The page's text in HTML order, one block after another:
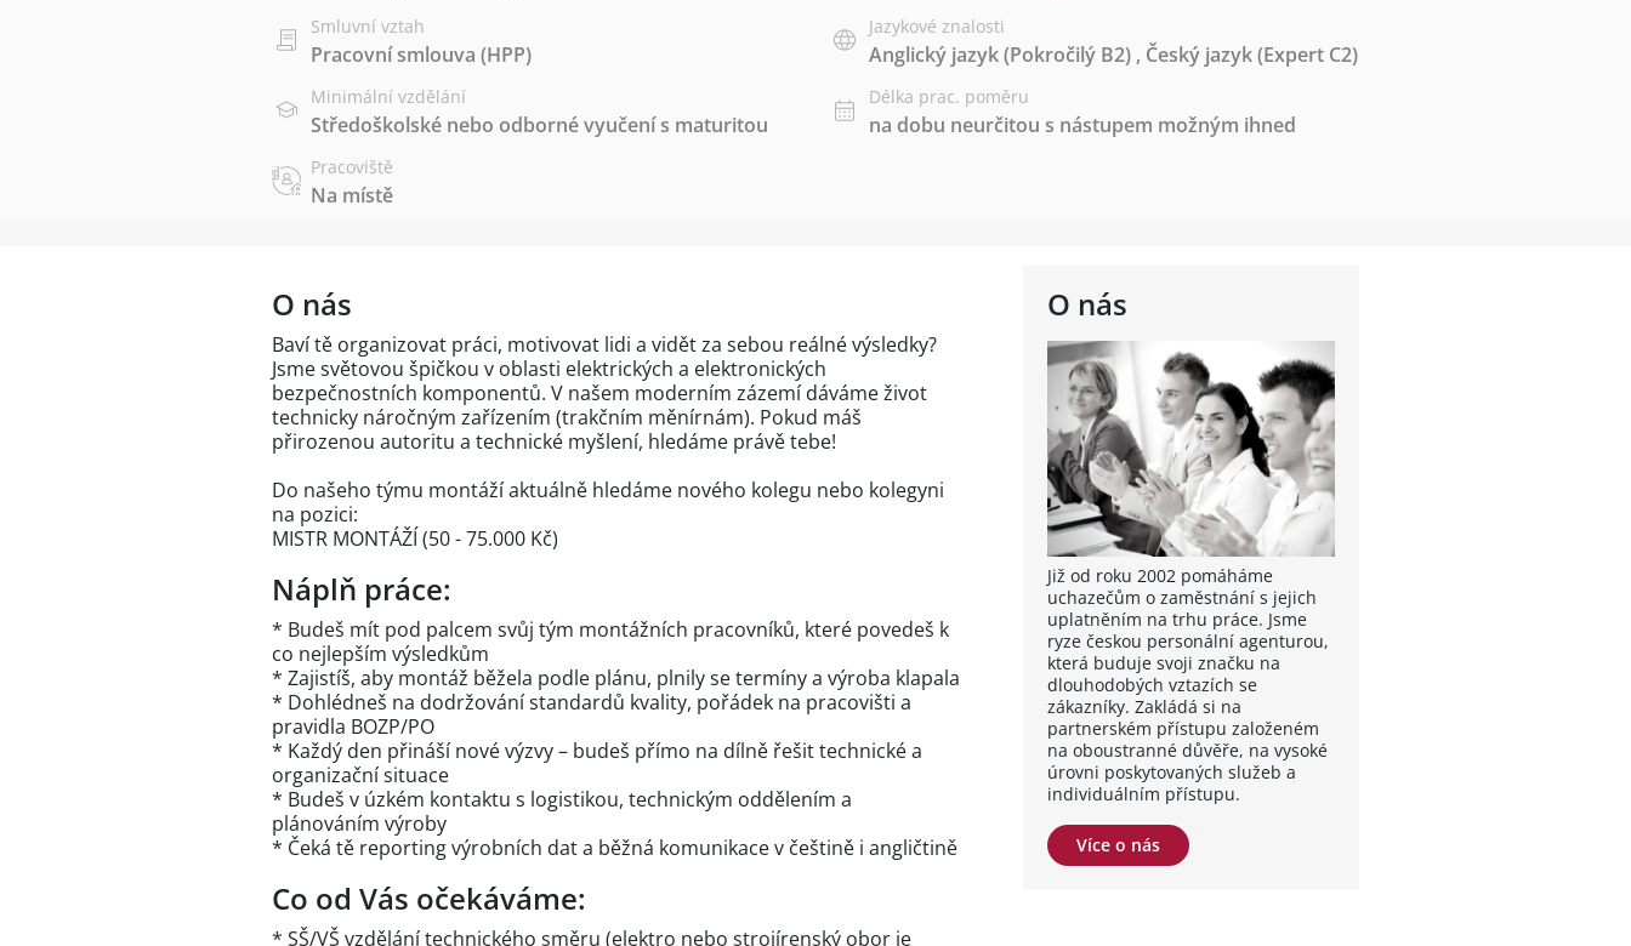
Smluvní vztah
Pracovní smlouva (HPP)
Jazykové znalosti
Anglický jazyk(Pokročilý B2) , Český jazyk(Expert C2)
Minimální vzdělání
Středoškolské nebo odborné vyučení s maturitou
Délka prac. poměru
na dobu neurčitou s nástupem možným ihned
Pracoviště
Na místě
O nás
Již od roku 2002 pomáháme
uchazečům o zaměstnání s jejich
uplatněním na trhu práce. Jsme
ryze českou personální agenturou,
která buduje svoji značku na
dlouhodobých vztazích se
zákazníky. Zakládá si na
partnerském přístupu založeném
na oboustranné důvěře, na vysoké
úrovni poskytovaných služeb a
individuálním přístupu.
Více o nás
O nás
Baví tě organizovat práci, motivovat lidi a vidět za sebou reálné výsledky?
Jsme světovou špičkou v oblasti elektrických a elektronických
bezpečnostních komponentů. V našem moderním zázemí dáváme život
technicky náročným zařízením (trakčním měnírnám). Pokud máš
přirozenou autoritu a technické myšlení, hledáme právě tebe!
Do našeho týmu montáží aktuálně hledáme nového kolegu nebo kolegyni
na pozici:
MISTR MONTÁŽÍ (50 - 75.000 Kč)
Náplň práce:
* Budeš mít pod palcem svůj tým montážních pracovníků, které povedeš k
co nejlepším výsledkům
* Zajistíš, aby montáž běžela podle plánu, plnily se termíny a výroba klapala
* Dohlédneš na dodržování standardů kvality, pořádek na pracovišti a
pravidla BOZP/PO
* Každý den přináší nové výzvy – budeš přímo na dílně řešit technické a
organizační situace
* Budeš v úzkém kontaktu s logistikou, technickým oddělením a
plánováním výroby
* Čeká tě reporting výrobních dat a běžná komunikace v češtině i angličtině
Co od Vás očekáváme:
* SŠ/VŠ vzdělání technického směru (elektro nebo strojírenský obor je